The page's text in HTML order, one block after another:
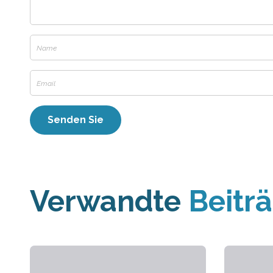
Verwandte